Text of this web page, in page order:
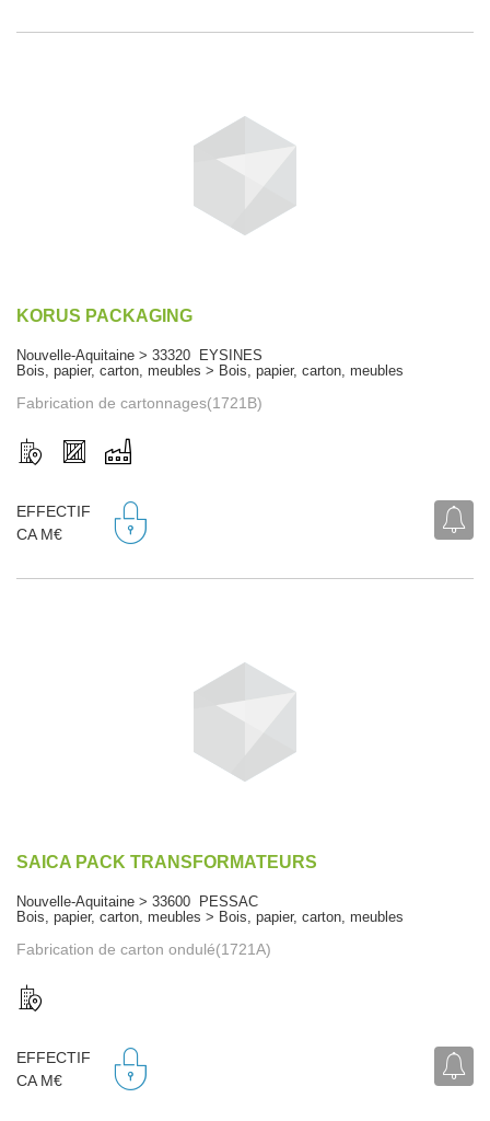
KORUS PACKAGING
Nouvelle-Aquitaine > 33320 EYSINES
Bois, papier, carton, meubles > Bois, papier, carton, meubles
Fabrication de cartonnages(1721B)
EFFECTIF
CA M€
SAICA PACK TRANSFORMATEURS
Nouvelle-Aquitaine > 33600 PESSAC
Bois, papier, carton, meubles > Bois, papier, carton, meubles
Fabrication de carton ondulé(1721A)
EFFECTIF
CA M€